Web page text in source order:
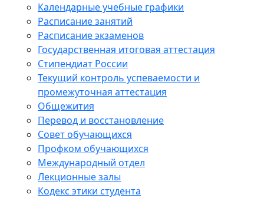
Календарные учебные графики
Расписание занятий
Расписание экзаменов
Государственная итоговая аттестация
Стипендиат России
Текущий контроль успеваемости и
промежуточная аттестация
Общежития
Перевод и восстановление
Совет обучающихся
Профком обучающихся
Международный отдел
Лекционные залы
Кодекс этики студента